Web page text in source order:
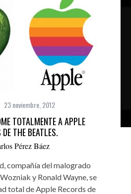
23 noviembre, 2012
TOTALMENTE A APPLE
DE THE BEATLES.
Pérez Báez
compañía del malogrado
y Ronald Wayne, se
total de Apple Records de